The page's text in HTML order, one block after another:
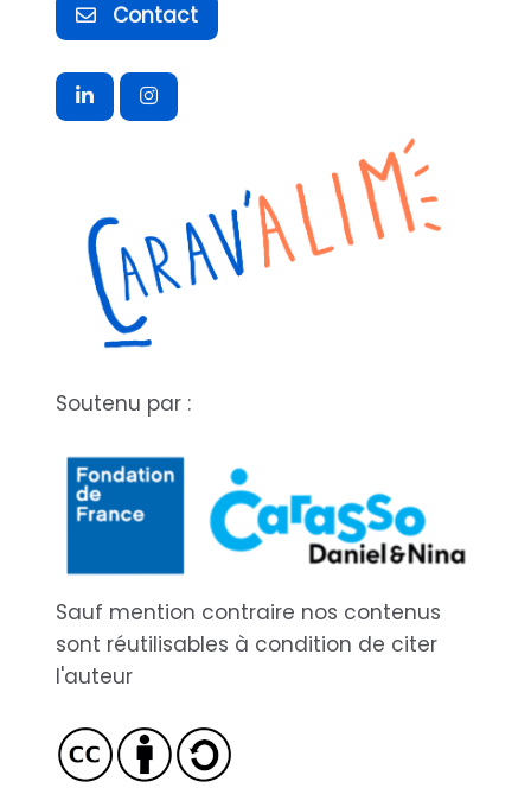
Contact
Soutenu par :
Sauf mention contraire nos contenus
sont réutilisables à condition de citer
l'auteur